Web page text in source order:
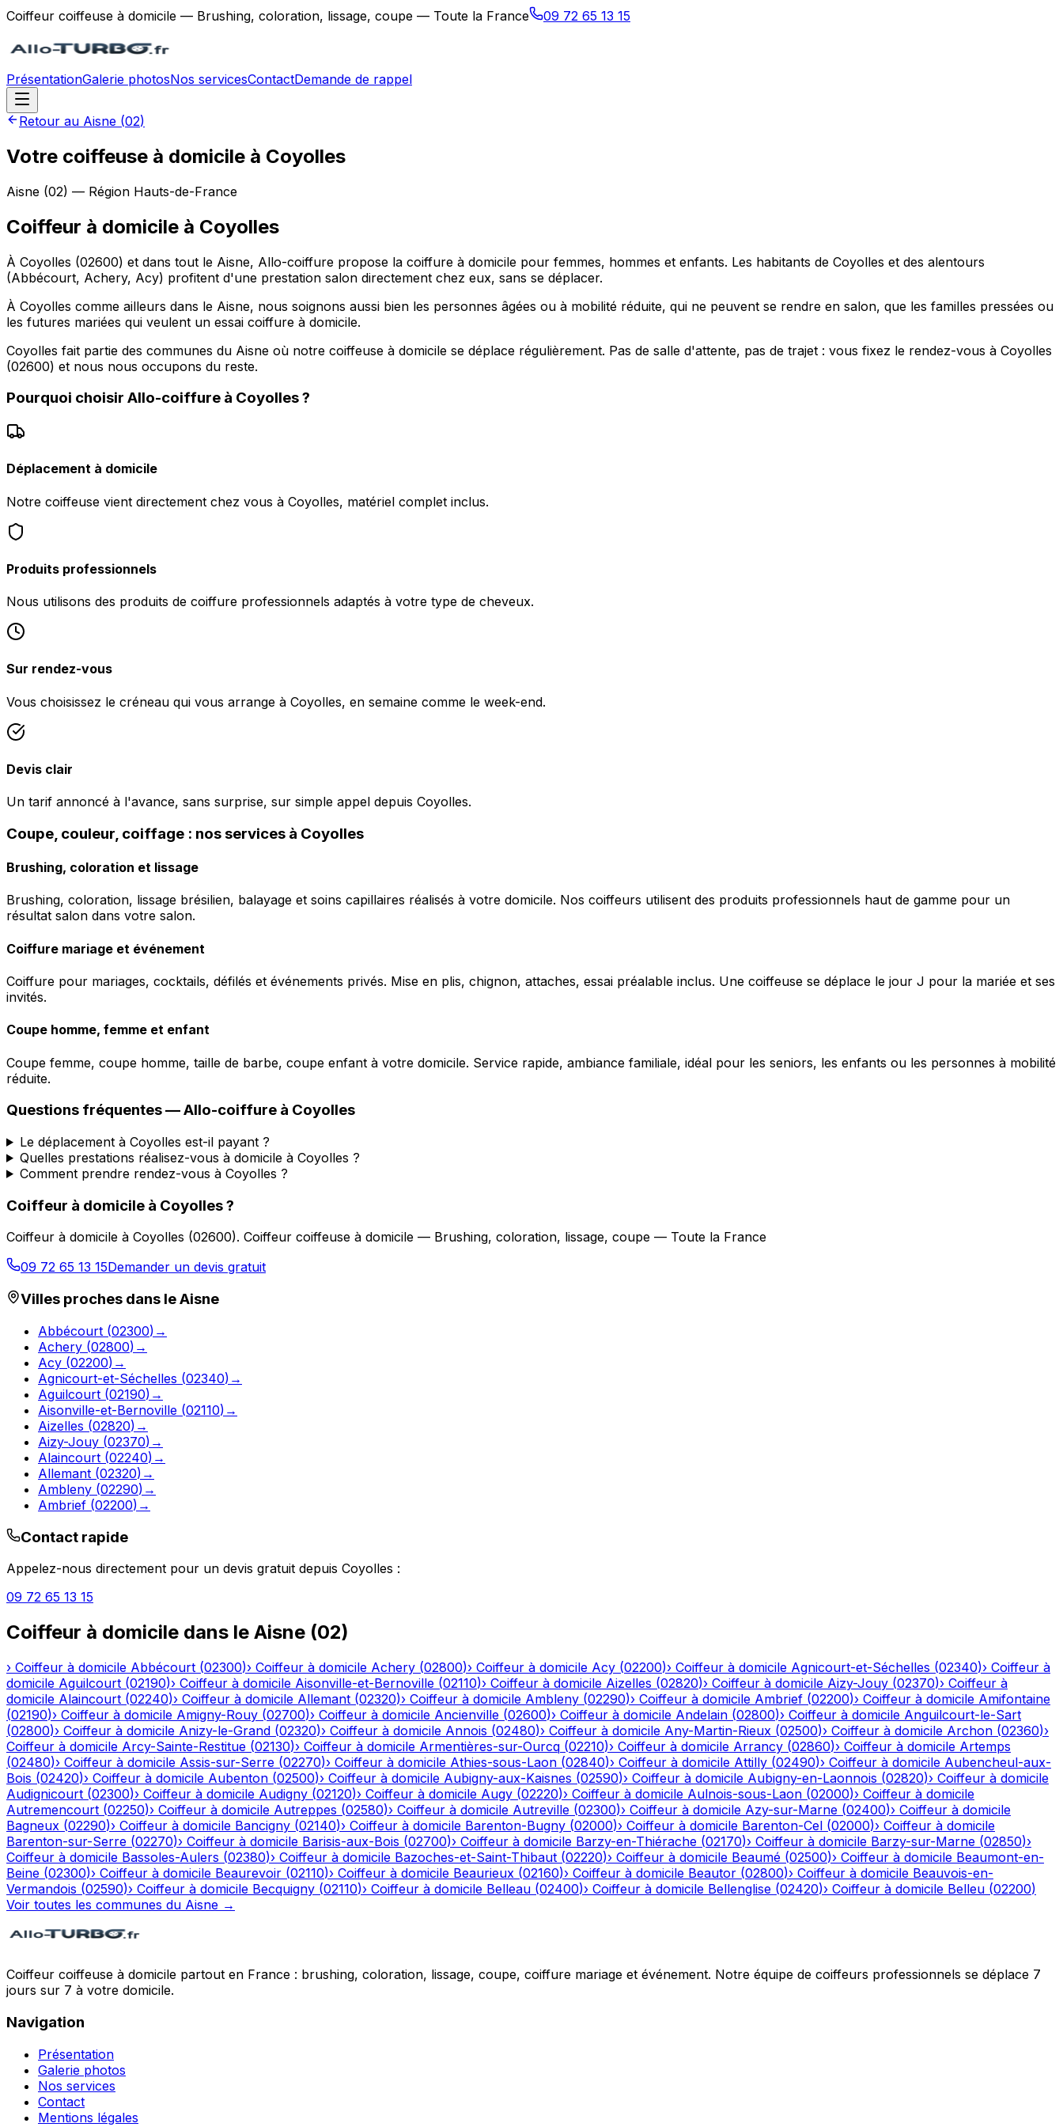
Coiffeur coiffeuse à domicile — Brushing, coloration, lissage, coupe — Toute la France 09 72 65 13 15
PrésentationGalerie photosNos servicesContactDemande de rappel
Retour au Aisne (02)
Votre coiffeuse à domicile à Coyolles
Aisne (02) — Région Hauts-de-France
Coiffeur à domicile à Coyolles
À Coyolles (02600) et dans tout le Aisne, Allo-coiffure propose la coiffure à domicile pour femmes, hommes et enfants. Les habitants de Coyolles et des alentours
(Abbécourt, Achery, Acy) profitent d'une prestation salon directement chez eux, sans se déplacer.
À Coyolles comme ailleurs dans le Aisne, nous soignons aussi bien les personnes âgées ou à mobilité réduite, qui ne peuvent se rendre en salon, que les familles pressées ou
les futures mariées qui veulent un essai coiffure à domicile.
Coyolles fait partie des communes du Aisne où notre coiffeuse à domicile se déplace régulièrement. Pas de salle d'attente, pas de trajet : vous fixez le rendez-vous à Coyolles
(02600) et nous nous occupons du reste.
Pourquoi choisir Allo-coiffure à Coyolles?
Déplacement à domicile
Notre coiffeuse vient directement chez vous à Coyolles, matériel complet inclus.
Produits professionnels
Nous utilisons des produits de coiffure professionnels adaptés à votre type de cheveux.
Sur rendez-vous
Vous choisissez le créneau qui vous arrange à Coyolles, en semaine comme le week-end.
Devis clair
Un tarif annoncé à l'avance, sans surprise, sur simple appel depuis Coyolles.
Coupe, couleur, coiffage : nos services à Coyolles
Brushing, coloration et lissage
Brushing, coloration, lissage brésilien, balayage et soins capillaires réalisés à votre domicile. Nos coiffeurs utilisent des produits professionnels haut de gamme pour un
résultat salon dans votre salon.
Coiffure mariage et événement
Coiffure pour mariages, cocktails, défilés et événements privés. Mise en plis, chignon, attaches, essai préalable inclus. Une coiffeuse se déplace le jour J pour la mariée et ses
invités.
Coupe homme, femme et enfant
Coupe femme, coupe homme, taille de barbe, coupe enfant à votre domicile. Service rapide, ambiance familiale, idéal pour les seniors, les enfants ou les personnes à mobilité
réduite.
Questions fréquentes —Allo-coiffure à Coyolles
Le déplacement à Coyolles est-il payant ?
Quelles prestations réalisez-vous à domicile à Coyolles ?
Comment prendre rendez-vous à Coyolles ?
Coiffeur à domicile à Coyolles?
Coiffeur à domicile à Coyolles (02600). Coiffeur coiffeuse à domicile — Brushing, coloration, lissage, coupe — Toute la France
09 72 65 13 15Demander un devis gratuit
Villes proches dans leAisne
Abbécourt (02300) →
Achery (02800) →
Acy (02200) →
Agnicourt-et-Séchelles (02340) →
Aguilcourt (02190) →
Aisonville-et-Bernoville (02110) →
Aizelles (02820) →
Aizy-Jouy (02370) →
Alaincourt (02240) →
Allemant (02320) →
Ambleny (02290) →
Ambrief (02200) →
Contact rapide
Appelez-nous directement pour un devis gratuit depuis Coyolles :
09 72 65 13 15
Coiffeur à domicile dans le Aisne (02)
› Coiffeur à domicile Abbécourt (02300)› Coiffeur à domicile Achery (02800)› Coiffeur à domicile Acy (02200)› Coiffeur à domicile Agnicourt-et-Séchelles (02340)› Coiffeur à
domicile Aguilcourt (02190)› Coiffeur à domicile Aisonville-et-Bernoville (02110)› Coiffeur à domicile Aizelles (02820)› Coiffeur à domicile Aizy-Jouy (02370)› Coiffeur à
domicile Alaincourt (02240)› Coiffeur à domicile Allemant (02320)› Coiffeur à domicile Ambleny (02290)› Coiffeur à domicile Ambrief (02200)› Coiffeur à domicile Amifontaine
(02190)› Coiffeur à domicile Amigny-Rouy (02700)› Coiffeur à domicile Ancienville (02600)› Coiffeur à domicile Andelain (02800)› Coiffeur à domicile Anguilcourt-le-Sart
(02800)› Coiffeur à domicile Anizy-le-Grand (02320)› Coiffeur à domicile Annois (02480)› Coiffeur à domicile Any-Martin-Rieux (02500)› Coiffeur à domicile Archon (02360)›
Coiffeur à domicile Arcy-Sainte-Restitue (02130)› Coiffeur à domicile Armentières-sur-Ourcq (02210)› Coiffeur à domicile Arrancy (02860)› Coiffeur à domicile Artemps
(02480)› Coiffeur à domicile Assis-sur-Serre (02270)› Coiffeur à domicile Athies-sous-Laon (02840)› Coiffeur à domicile Attilly (02490)› Coiffeur à domicile Aubencheul-aux-
Bois (02420)› Coiffeur à domicile Aubenton (02500)› Coiffeur à domicile Aubigny-aux-Kaisnes (02590)› Coiffeur à domicile Aubigny-en-Laonnois (02820)› Coiffeur à domicile
Audignicourt (02300)› Coiffeur à domicile Audigny (02120)› Coiffeur à domicile Augy (02220)› Coiffeur à domicile Aulnois-sous-Laon (02000)› Coiffeur à domicile
Autremencourt (02250)› Coiffeur à domicile Autreppes (02580)› Coiffeur à domicile Autreville (02300)› Coiffeur à domicile Azy-sur-Marne (02400)› Coiffeur à domicile
Bagneux (02290)› Coiffeur à domicile Bancigny (02140)› Coiffeur à domicile Barenton-Bugny (02000)› Coiffeur à domicile Barenton-Cel (02000)› Coiffeur à domicile
Barenton-sur-Serre (02270)› Coiffeur à domicile Barisis-aux-Bois (02700)› Coiffeur à domicile Barzy-en-Thiérache (02170)› Coiffeur à domicile Barzy-sur-Marne (02850)›
Coiffeur à domicile Bassoles-Aulers (02380)› Coiffeur à domicile Bazoches-et-Saint-Thibaut (02220)› Coiffeur à domicile Beaumé (02500)› Coiffeur à domicile Beaumont-en-
Beine (02300)› Coiffeur à domicile Beaurevoir (02110)› Coiffeur à domicile Beaurieux (02160)› Coiffeur à domicile Beautor (02800)› Coiffeur à domicile Beauvois-en-
Vermandois (02590)› Coiffeur à domicile Becquigny (02110)› Coiffeur à domicile Belleau (02400)› Coiffeur à domicile Bellenglise (02420)› Coiffeur à domicile Belleu (02200)
Voir toutes les communes du Aisne →
Coiffeur coiffeuse à domicile partout en France : brushing, coloration, lissage, coupe, coiffure mariage et événement. Notre équipe de coiffeurs professionnels se déplace 7
jours sur 7 à votre domicile.
Navigation
Présentation
Galerie photos
Nos services
Contact
Mentions légales